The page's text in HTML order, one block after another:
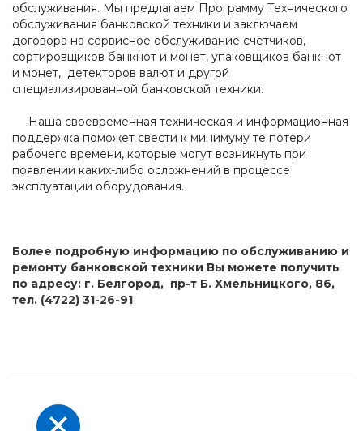
обслуживания. Мы предлагаем Программу Технического
обслуживания банковской техники и заключаем
договора на сервисное обслуживание счетчиков,
сортировщиков банкнот и монет, упаковщиков банкнот
и монет, детекторов валют и другой
специализированной банковской техники.
Наша своевременная техническая и информационная
поддержка поможет свести к минимуму те потери
рабочего времени, которые могут возникнуть при
появлении каких-либо осложнений в процессе
эксплуатации оборудования.
Более подробную информацию по обслуживанию и
ремонту банковской техники Вы можете получить
по адресу: г. Белгород, пр-т Б. Хмельницкого, 86,
тел. (4722) 31-26-91